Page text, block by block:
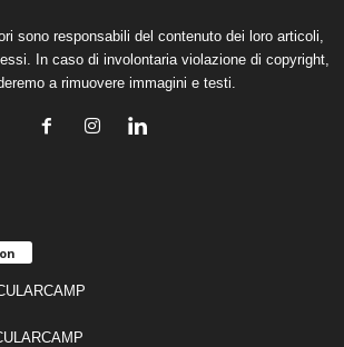
sono responsabili del contenuto dei loro articoli,
In caso di involontaria violazione di copyright,
a rimuovere immagini e testi.